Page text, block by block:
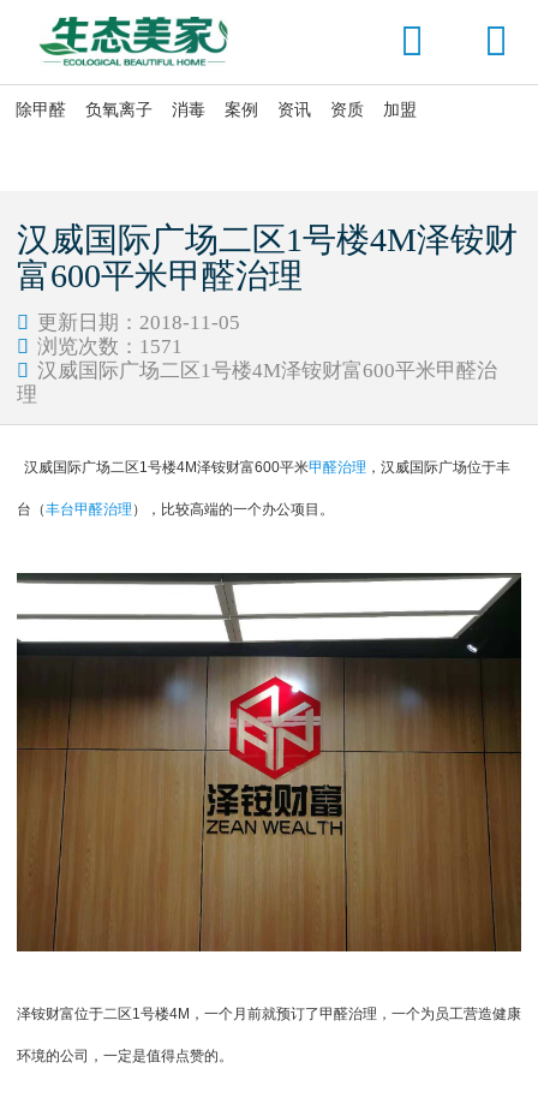


除甲醛 负氧离子 消毒 案例 资讯 资质 加盟
汉威国际广场二区1号楼4M泽铵财
富600平米甲醛治理
 更新日期：2018-11-05
 浏览次数： 1571
 汉威国际广场二区1号楼4M泽铵财富600平米甲醛治
理
汉威国际广场二区1号楼4M泽铵财富600平米甲醛治理 ，汉威国际广场位于丰
台（丰台甲醛治理 ），比较高端的一个办公项目。
泽铵财富位于二区1号楼4M ，一个月前就预订了甲醛治理，一个为员工营造健康
环境的公司，一定是值得点赞的。